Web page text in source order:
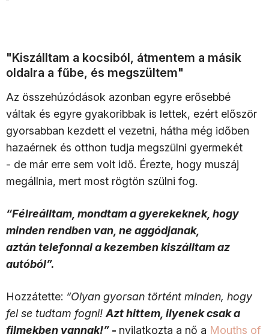
"Kiszálltam a kocsiból, átmentem a másik
oldalra a fűbe, és megszültem"
Az összehúzódások azonban egyre erősebbé
váltak és egyre gyakoribbak is lettek, ezért először
gyorsabban kezdett el vezetni, hátha még időben
hazaérnek és otthon tudja megszülni gyermekét
- de már erre sem volt idő. Érezte, hogy muszáj
megállnia, mert most rögtön szülni fog.
“Félreálltam, mondtam a gyerekeknek, hogy
minden rendben van, ne aggódjanak,
aztán telefonnal a kezemben kiszálltam az
autóból”.
Hozzátette: “Olyan gyorsan történt minden, hogy
fel se tudtam fogni! Azt hittem, ilyenek csak a
filmekben vannak!” - nyilatkozta a nő a Mouths of